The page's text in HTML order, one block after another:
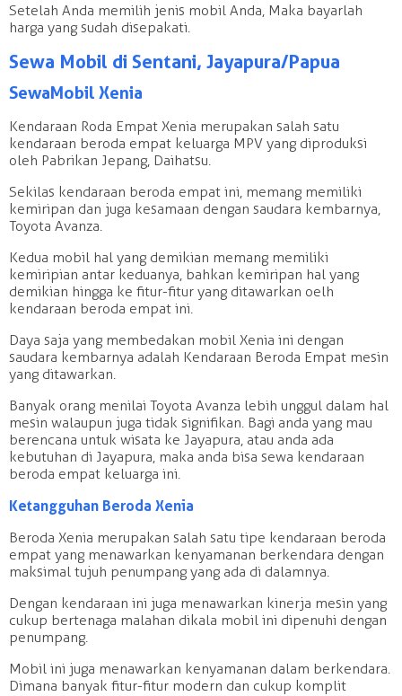
Setelah Anda memilih jenis mobil Anda, Maka bayarlah
harga yang sudah disepakati.
Sewa Mobil di Sentani, Jayapura/Papua
Sewa Mobil Xenia
Kendaraan Roda Empat Xenia merupakan salah satu
kendaraan beroda empat keluarga MPV yang diproduksi
oleh Pabrikan Jepang, Daihatsu.
Sekilas kendaraan beroda empat ini, memang memiliki
kemiripan dan juga kesamaan dengan saudara kembarnya,
Toyota Avanza.
Kedua mobil hal yang demikian memang memiliki
kemiripian antar keduanya, bahkan kemiripan hal yang
demikian hingga ke fitur-fitur yang ditawarkan oelh
kendaraan beroda empat ini.
Daya saja yang membedakan mobil Xenia ini dengan
saudara kembarnya adalah Kendaraan Beroda Empat mesin
yang ditawarkan.
Banyak orang menilai Toyota Avanza lebih unggul dalam hal
mesin walaupun juga tidak signifikan. Bagi anda yang mau
berencana untuk wisata ke Jayapura, atau anda ada
kebutuhan di Jayapura, maka anda bisa sewa kendaraan
beroda empat keluarga ini.
Ketangguhan Beroda Xenia
Beroda Xenia merupakan salah satu tipe kendaraan beroda
empat yang menawarkan kenyamanan berkendara dengan
maksimal tujuh penumpang yang ada di dalamnya.
Dengan kendaraan ini juga menawarkan kinerja mesin yang
cukup bertenaga malahan dikala mobil ini dipenuhi dengan
penumpang.
Mobil ini juga menawarkan kenyamanan dalam berkendara.
Dimana banyak fitur-fitur modern dan cukup komplit